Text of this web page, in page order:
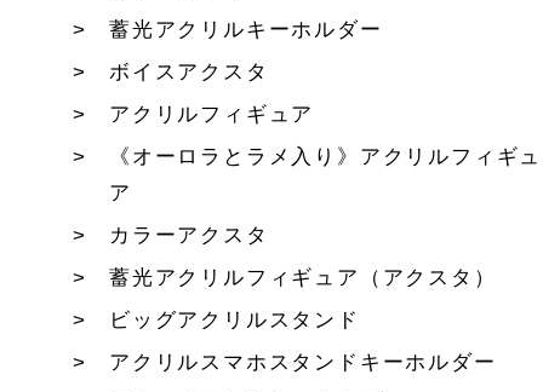
蓄光アクリルキーホルダー
ボイスアクスタ
アクリルフィギュア
《オーロラとラメ入り》アクリルフィギュ
ア
カラーアクスタ
蓄光アクリルフィギュア（アクスタ）
ビッグアクリルスタンド
アクリルスマホスタンドキーホルダー